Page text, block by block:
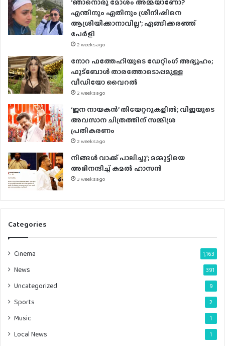
‘ഞാനൊരു മോശം അമ്മയാണോ?
എന്തിനും ഏതിനും ശ്രീനിഷിനെ
ആശ്രിയിക്കാനാവില്ല’; ഏങ്ങിക്കരഞ്ഞ്
പേർളി
2 weeks ago
നോറ ഫത്തേഹിയുടെ ഡേറ്റിംഗ് അഭ്യൂഹം;
ഫുട്ബോൾ താരത്തോടൊപ്പമുള്ള
വീഡിയോ വൈറൽ
2 weeks ago
‘ജന നായകൻ’ തിയേറ്ററുകളിൽ; വിജയുടെ
അവസാന ചിത്രത്തിന് സമ്മിശ്ര
പ്രതികരണം
2 weeks ago
നിങ്ങൾ വാക്ക് പാലിച്ചു’; മമ്മൂട്ടിയെ
അഭിനന്ദിച്ച് കമൽ ഹാസൻ
3 weeks ago
Categories
Cinema 1,163
News 391
Uncategorized 9
Sports 2
Music 1
Local News 1